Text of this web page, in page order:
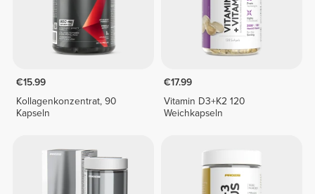
€15.99
Kollagenkonzentrat, 90
Kapseln
€17.99
Vitamin D3+K2 120
Weichkapseln